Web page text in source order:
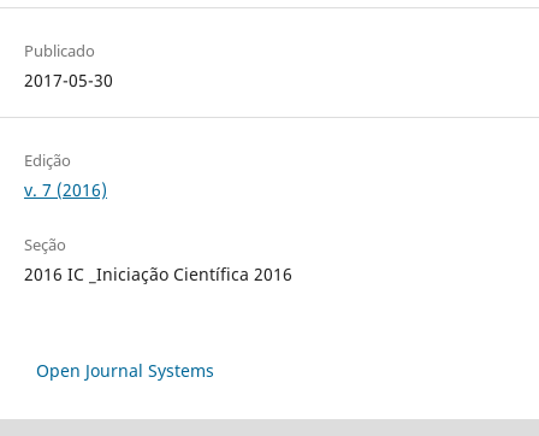
Publicado
2017-05-30
Edição
v. 7 (2016)
Seção
2016 IC _Iniciação Científica 2016
Open Journal Systems